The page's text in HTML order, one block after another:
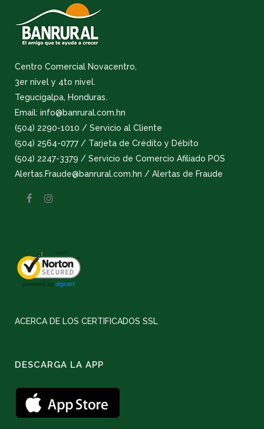
Centro Comercial Novacentro,
3er nivel y 4to nivel.
Tegucigalpa, Honduras.
Email: info@banrural.com.hn
(504) 2290-1010 / Servicio al Cliente
(504) 2564-0777 / Tarjeta de Crédito y Débito
(504) 2247-3379 / Servicio de Comercio Afiliado POS
Alertas.Fraude@banrural.com.hn / Alertas de Fraude
ACERCA DE LOS CERTIFICADOS SSL
DESCARGA LA APP